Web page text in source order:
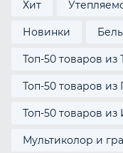
Хит
Новинки
Топ-50 товаров из
Топ-50 товаров из
Топ-50 товаров из
Мультиколор и